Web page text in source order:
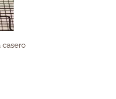
casero